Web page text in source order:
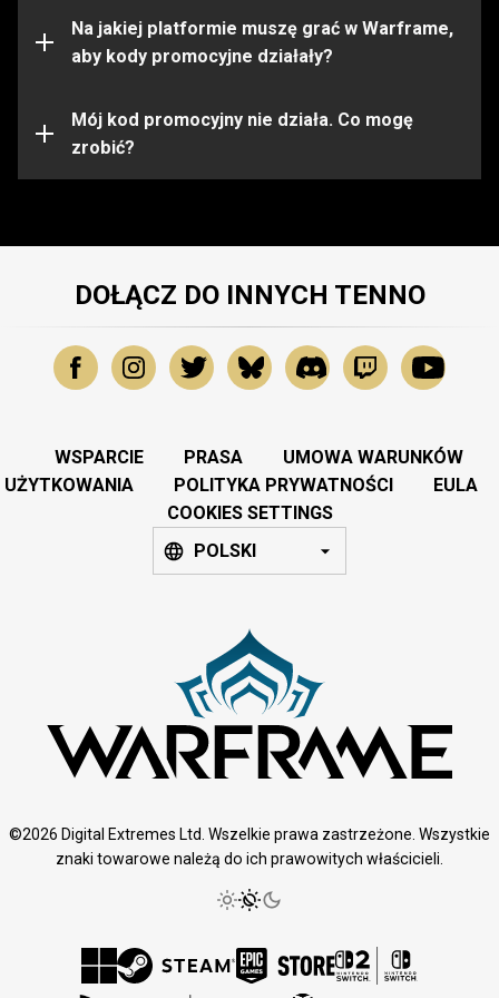
Na jakiej platformie muszę grać w Warframe,
aby kody promocyjne działały?
kodu upewnij się, że jesteś zalogowany na konto
Warframe na właściwej platformie.
Mój kod promocyjny nie działa. Co mogę
zrobić?
wykorzystany. Aby uzyskać dalszą pomoc, prosimy
skontaktować się z
DOŁĄCZ DO INNYCH TENNO
WSPARCIE PRASA
UMOWA WARUNKÓW
UŻYTKOWANIA
POLITYKA PRYWATNOŚCI
EULA
COOKIES SETTINGS
POLSKI
©2026 Digital Extremes Ltd. Wszelkie prawa zastrzeżone. Wszystkie
znaki towarowe należą do ich prawowitych właścicieli.